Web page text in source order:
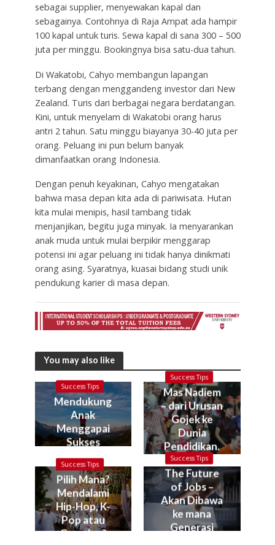
sebagai supplier, menyewakan kapal dan
sebagainya. Contohnya di Raja Ampat ada hampir
100 kapal untuk turis. Sewa kapal di sana 300 – 500
juta per minggu. Bookingnya bisa satu-dua tahun.
Di Wakatobi, Cahyo membangun lapangan
terbang dengan menggandeng investor dari New
Zealand. Turis dari berbagai negara berdatangan.
Kini, untuk menyelam di Wakatobi orang harus
antri 2 tahun. Satu minggu biayanya 30-40 juta per
orang. Peluang ini pun belum banyak
dimanfaatkan orang Indonesia.
Dengan penuh keyakinan, Cahyo mengatakan
bahwa masa depan kita ada di pariwisata. Hutan
kita mulai menipis, hasil tambang tidak
menjanjikan, begitu juga minyak. Ia menyarankan
anak muda untuk mulai berpikir menggarap
potensi ini agar peluang ini tidak hanya dinikmati
orang asing. Syaratnya, kuasai bidang studi unik
pendukung karier di masa depan.
You may also like
Success Tips
Mendukung
Anak
Menggapai
Sukses
Success Tips
Mas Nadiem
– dari Urusan
Gojek ke
Dunia
Pendidikan.
Kok bisa?
Success Tips
Pilih Mana?
Mendalami
Hip-Hop, K-
Pop atau
Gamelan?
Success Tips
The Future
of Jobs –
Akan Dibawa
ke mana
Generasi